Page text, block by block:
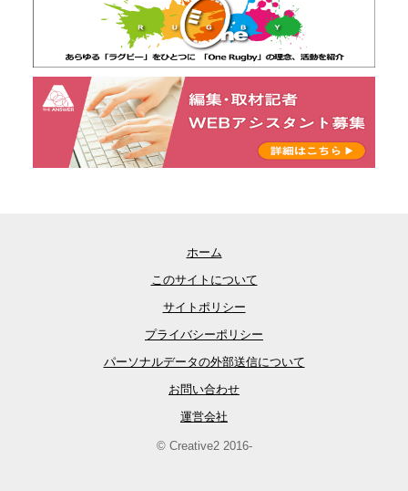
ホーム
このサイトについて
サイトポリシー
プライバシーポリシー
パーソナルデータの外部送信について
お問い合わせ
運営会社
© Creative2 2016-